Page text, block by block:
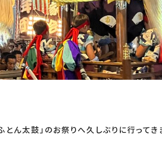
ん太鼓」のお祭りへ久しぶりに行って